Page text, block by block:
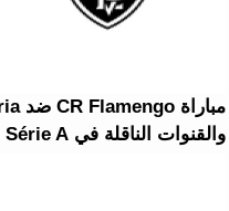
والقنوات الناقلة في Campeonato Brasileiro Série A